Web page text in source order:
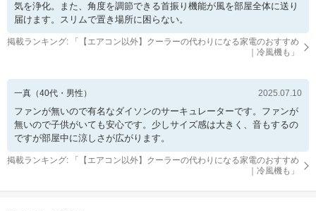
気を浄化。また、角度を調節できる首振り機能が風を部屋全体に送り
届けます。スリムで置き場所に困らない。
掲載ランキング: 「
【エアコン以外】クーラーの代わりになる家電のおすすめ
｜冷風機も 」
一真 （40代・ 男性 ） 2025.07.10
ファンが無いので有名なダイソンのサーキュレーターです。ファンが
無いので子供がいても安心です。少しサイズ感は大きく、音もするの
ですが部屋中に涼しさが広がります。
掲載ランキング: 「
【エアコン以外】クーラーの代わりになる家電のおすすめ
｜冷風機も 」